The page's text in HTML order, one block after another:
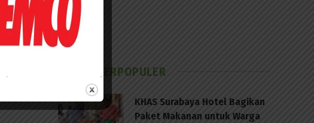
BERITA TERPOPULER
KHAS Surabaya Hotel Bagikan
Paket Makanan untuk Warga